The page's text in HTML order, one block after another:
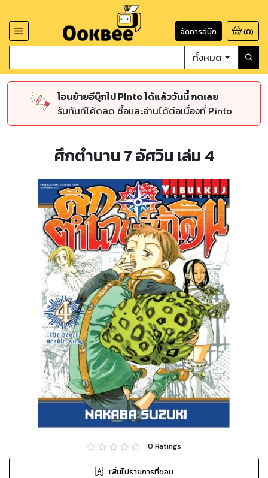
จัดการอีบุ๊ก (0)
ทั้งหมด
โอนย้ายอีบุ๊กไป Pinto ได้แล้ววันนี้ กดเลย
รับทันทีโค้ดลด ซื้อและอ่านได้ต่อเนื่องที่ Pinto
ศึกตำนาน 7 อัศวิน เล่ม 4
0 Ratings
เพิ่มไปรายการที่ชอบ